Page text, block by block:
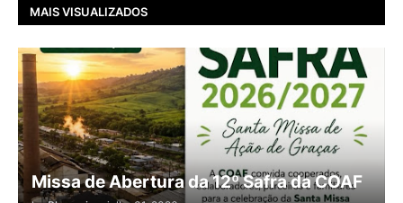
MAIS VISUALIZADOS
Missa de Abertura da 12º Safra da COAF